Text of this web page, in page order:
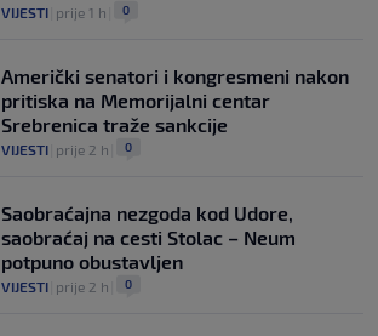
VIJESTI prije 1 h 0
Američki senatori i kongresmeni nakon
pritiska na Memorijalni centar
Srebrenica traže sankcije
VIJESTI prije 2 h 0
Saobraćajna nezgoda kod Udore,
saobraćaj na cesti Stolac – Neum
potpuno obustavljen
VIJESTI prije 2 h 0